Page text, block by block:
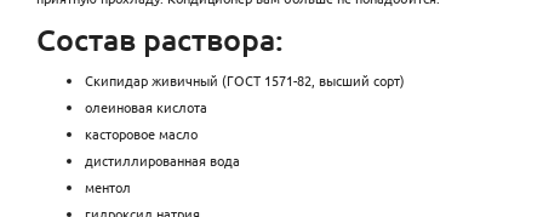
Состав раствора:
Cкипидар живичный (ГОСТ 1571-82, высший сорт)
олеиновая кислота
касторовое масло
дистиллированная вода
ментол